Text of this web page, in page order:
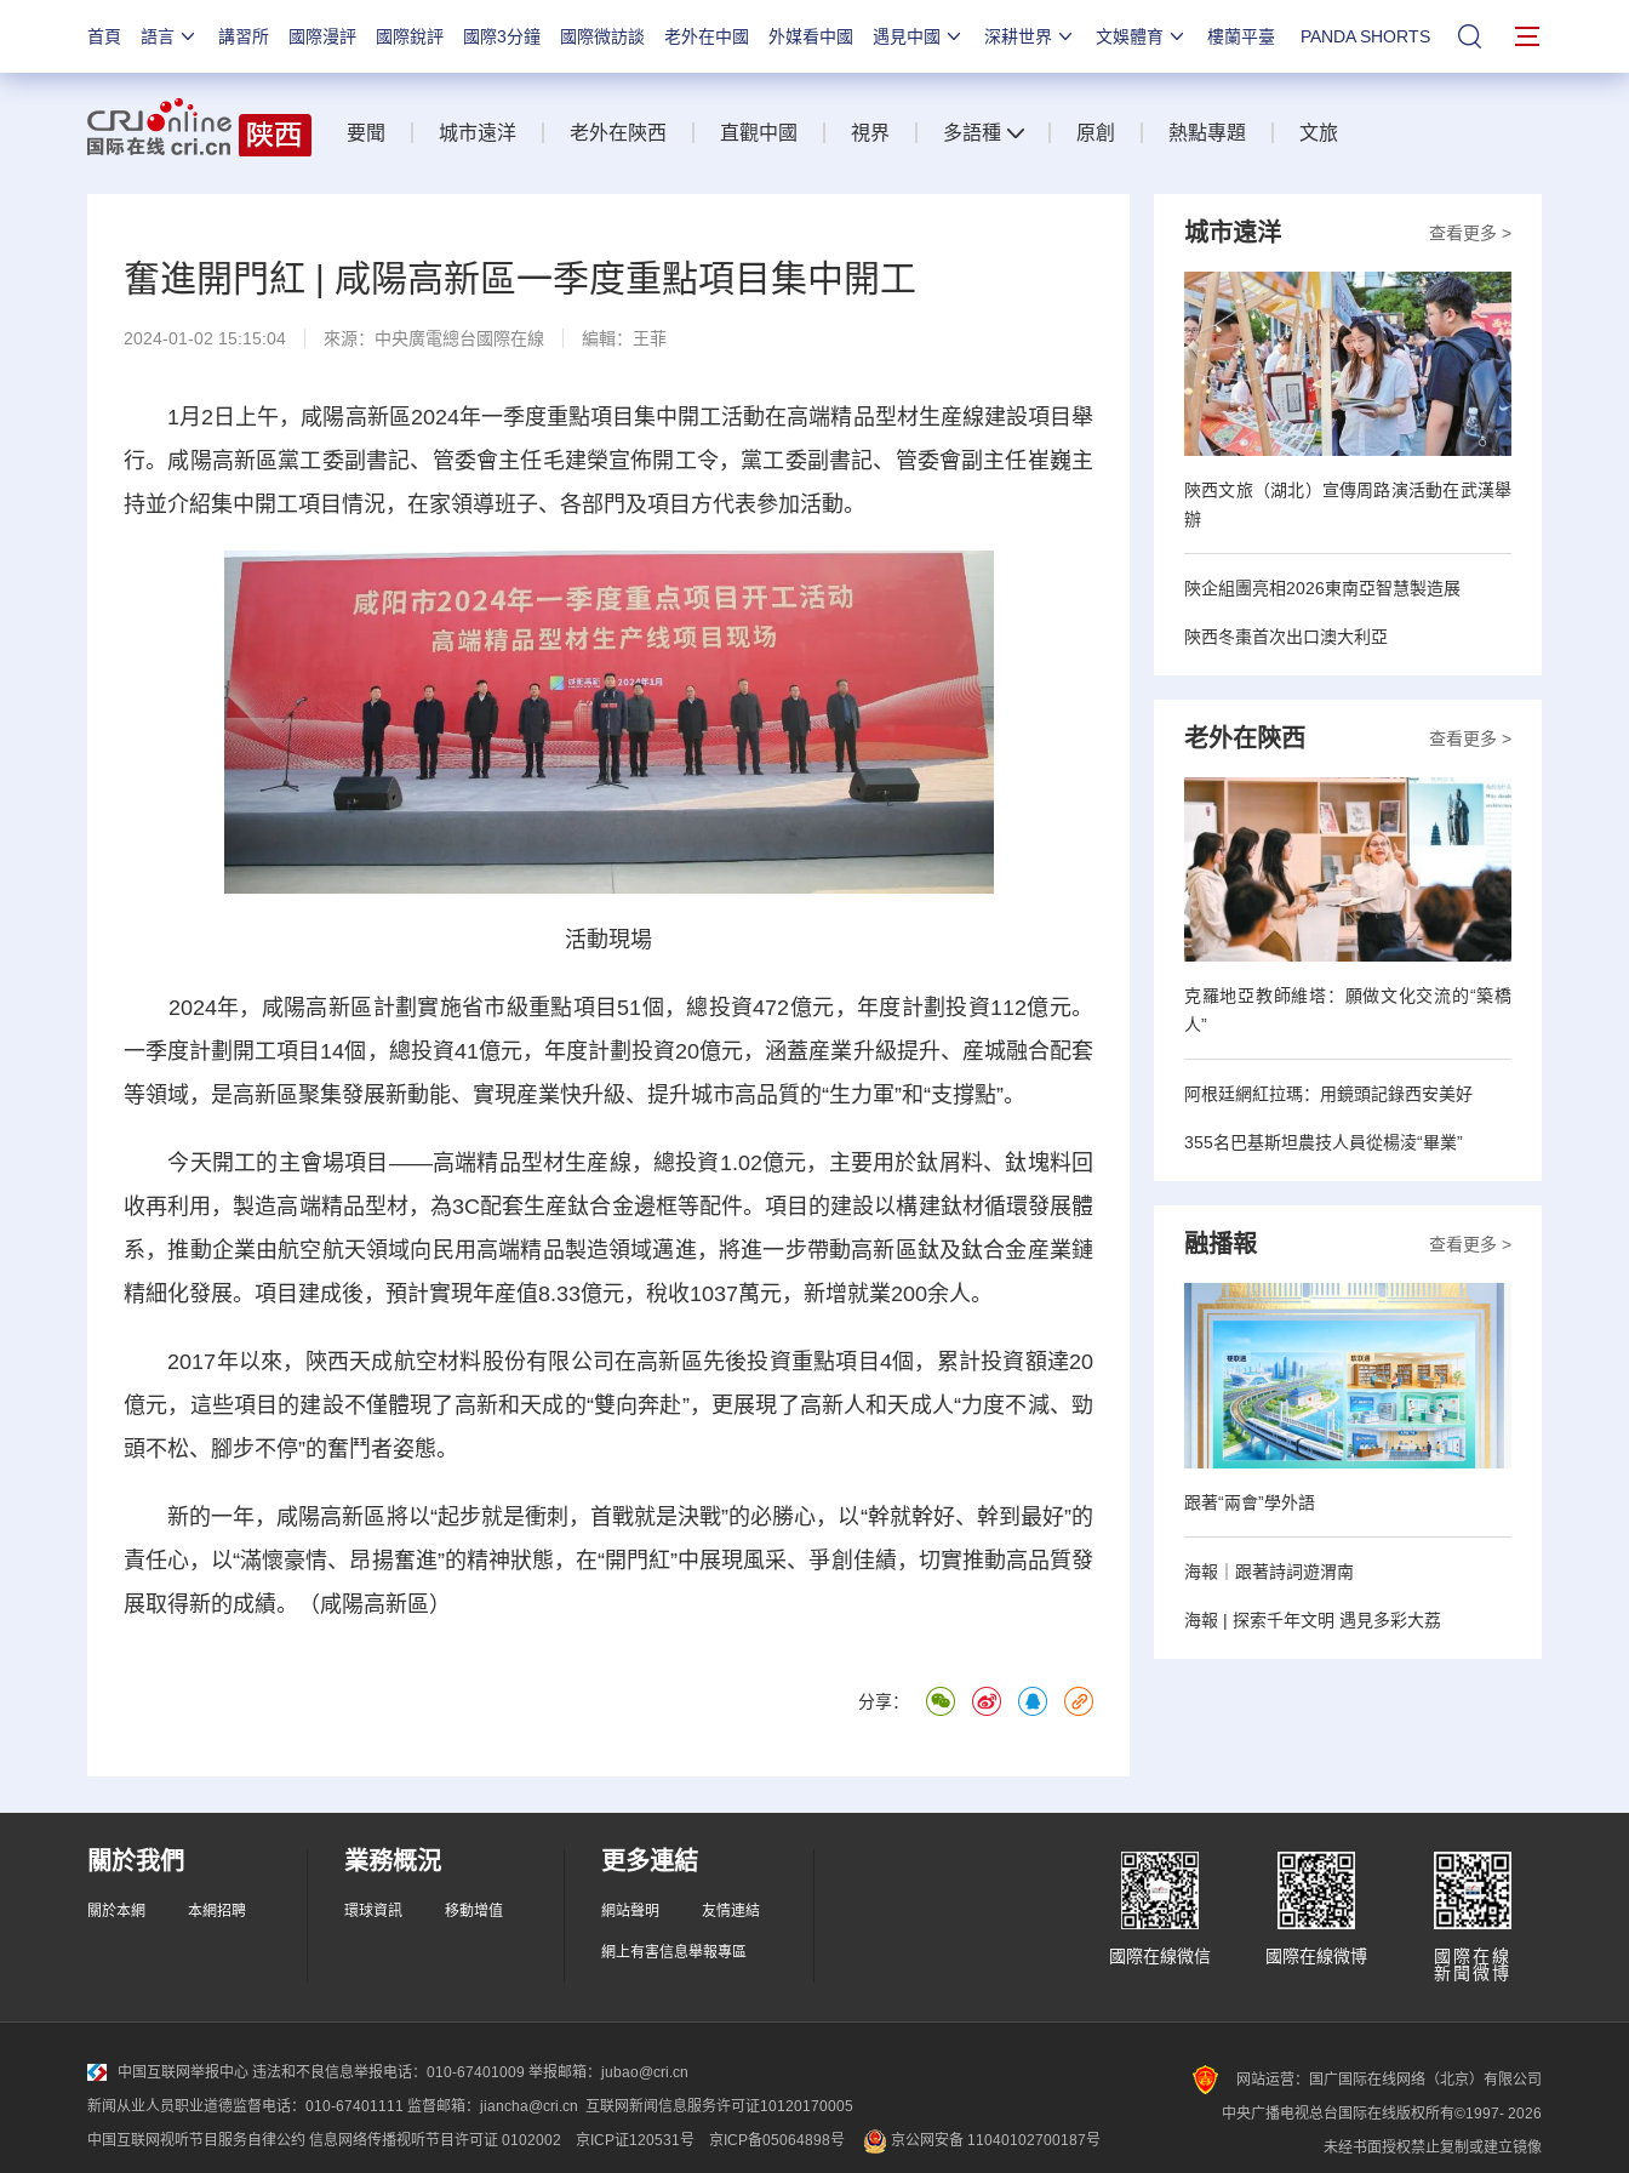
首頁 語言 講習所 國際漫評 國際銳評 國際3分鐘 國際微訪談 老外在中國 外媒看中國 遇見中國 深耕世界 文娛體育 樓蘭平臺 PANDA SHORTS 站內搜索
要聞 城市遠洋 老外在陝西 直觀中國 視界 多語種 原創 熱點專題 文旅
奮進開門紅 | 咸陽高新區一季度重點項目集中開工
2024-01-02 15:15:04 來源：中央廣電總台國際在線 編輯：王菲
1月2日上午，咸陽高新區2024年一季度重點項目集中開工活動在高端精品型材生産線建設項目舉
行。咸陽高新區黨工委副書記、管委會主任毛建榮宣佈開工令，黨工委副書記、管委會副主任崔巍主
持並介紹集中開工項目情況，在家領導班子、各部門及項目方代表參加活動。
活動現場
2024年，咸陽高新區計劃實施省市級重點項目51個，總投資472億元，年度計劃投資112億元。
一季度計劃開工項目14個，總投資41億元，年度計劃投資20億元，涵蓋産業升級提升、産城融合配套
等領域，是高新區聚集發展新動能、實現産業快升級、提升城市高品質的“生力軍”和“支撐點”。
今天開工的主會場項目——高端精品型材生産線，總投資1.02億元，主要用於鈦屑料、鈦塊料回
收再利用，製造高端精品型材，為3C配套生産鈦合金邊框等配件。項目的建設以構建鈦材循環發展體
系，推動企業由航空航天領域向民用高端精品製造領域邁進，將進一步帶動高新區鈦及鈦合金産業鏈
精細化發展。項目建成後，預計實現年産值8.33億元，稅收1037萬元，新增就業200余人。
2017年以來，陝西天成航空材料股份有限公司在高新區先後投資重點項目4個，累計投資額達20
億元，這些項目的建設不僅體現了高新和天成的“雙向奔赴”，更展現了高新人和天成人“力度不減、勁
頭不松、腳步不停”的奮鬥者姿態。
新的一年，咸陽高新區將以“起步就是衝刺，首戰就是決戰”的必勝心，以“幹就幹好、幹到最好”的
責任心，以“滿懷豪情、昂揚奮進”的精神狀態，在“開門紅”中展現風采、爭創佳績，切實推動高品質發
展取得新的成績。（咸陽高新區）
分享：
查看更多 >
城市遠洋
陝西文旅（湖北）宣傳周路演活動在武漢舉
辦
陝企組團亮相2026東南亞智慧製造展
陝西冬棗首次出口澳大利亞
查看更多 >
老外在陝西
克羅地亞教師維塔：願做文化交流的“築橋
人”
阿根廷網紅拉瑪：用鏡頭記錄西安美好
355名巴基斯坦農技人員從楊淩“畢業”
查看更多 >
融播報
跟著“兩會”學外語
海報｜跟著詩詞遊渭南
海報 | 探索千年文明 遇見多彩大荔
關於我們
關於本網 本網招聘
業務概況
環球資訊 移動增值
更多連結
網站聲明 友情連結
網上有害信息舉報專區
國際在線
新聞微博
國際在線微博
國際在線微信
中国互联网举报中心 违法和不良信息举报电话：010-67401009 举报邮箱：jubao@cri.cn
新闻从业人员职业道德监督电话：010-67401111 监督邮箱：jiancha@cri.cn 互联网新闻信息服务许可证10120170005
中国互联网视听节目服务自律公约 信息网络传播视听节目许可证 0102002 京ICP证120531号 京ICP备05064898号 京公网安备 11040102700187号
网站运营：国广国际在线网络（北京）有限公司
中央广播电视总台国际在线版权所有©1997- 2026
未经书面授权禁止复制或建立镜像